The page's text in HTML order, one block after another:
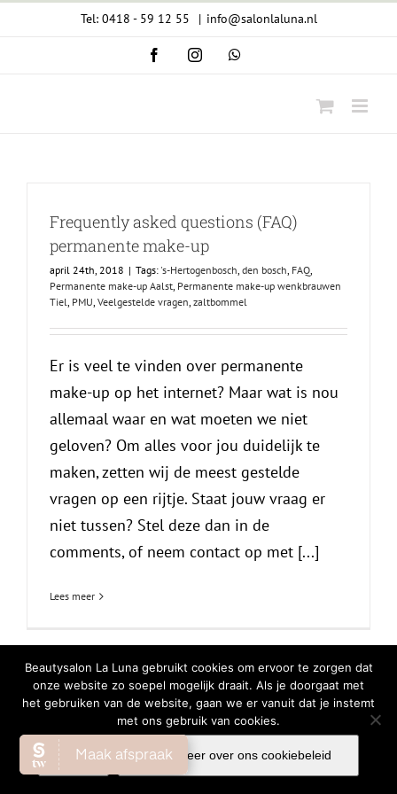
Tel: 0418 - 59 12 55 | info@salonlaluna.nl
FacebookInstagramWhatsApp
Frequently asked questions (FAQ)
permanente make-up
april 24th, 2018 | Tags: 's-Hertogenbosch den bosch FAQ
Permanente make-up Aalst Permanente make-up wenkbrauwen
Tiel PMU Veelgestelde vragen zaltbommel
Er is veel te vinden over permanente
make-up op het internet? Maar wat is nou
allemaal waar en wat moeten we niet
geloven? Om alles voor jou duidelijk te
maken, zetten wij de meest gestelde
vragen op een rijtje. Staat jouw vraag er
niet tussen? Stel deze dan in de
comments, of neem contact op met [...]
Lees meer
© Copyright2026 | All Rights Reserved |Privacy Verklaring|Cookiebeleid
Facebook
Instagram
Beautysalon La Luna gebruikt cookies om ervoor te zorgen dat
onze website zo soepel mogelijk draait. Als je doorgaat met
het gebruiken van de website, gaan we er vanuit dat je instemt
met ons gebruik van cookies.
Ok Lees meer over ons cookiebeleid